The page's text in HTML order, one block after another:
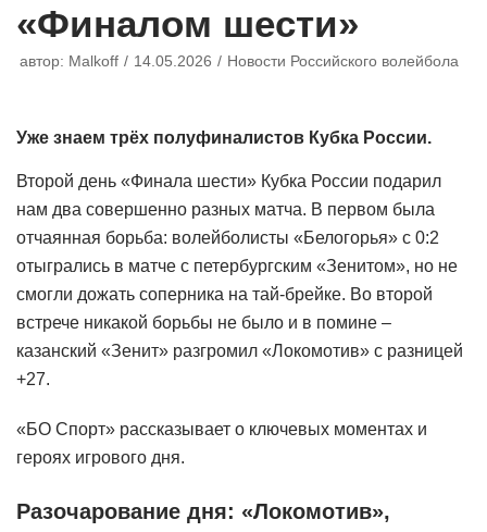
«Финалом шести»
автор: Malkoff 14.05.2026 Новости Российского волейбола
Уже знаем трёх полуфиналистов Кубка России.
Второй день «Финала шести» Кубка России подарил
нам два совершенно разных матча. В первом была
отчаянная борьба: волейболисты «Белогорья» с 0:2
отыгрались в матче с петербургским «Зенитом», но не
смогли дожать соперника на тай-брейке. Во второй
встрече никакой борьбы не было и в помине –
казанский «Зенит» разгромил «Локомотив» с разницей
+27.
«БО Спорт» рассказывает о ключевых моментах и
героях игрового дня.
Разочарование дня: «Локомотив»,